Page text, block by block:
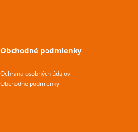
Obchodné podmienky
Ochrana osobných údajov
Obchodné podmienky